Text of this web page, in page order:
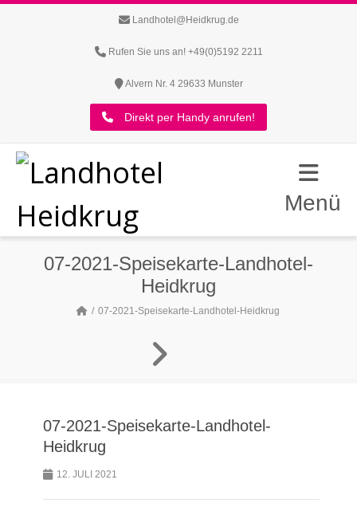
Landhotel@Heidkrug.de
Rufen Sie uns an! +49(0)5192 2211
Alvern Nr. 4 29633 Munster
Direkt per Handy anrufen!
Menü
07-2021-Speisekarte-Landhotel-
Heidkrug
07-2021-Speisekarte-Landhotel-Heidkrug
07-2021-Speisekarte-Landhotel-
Heidkrug
12. JULI 2021